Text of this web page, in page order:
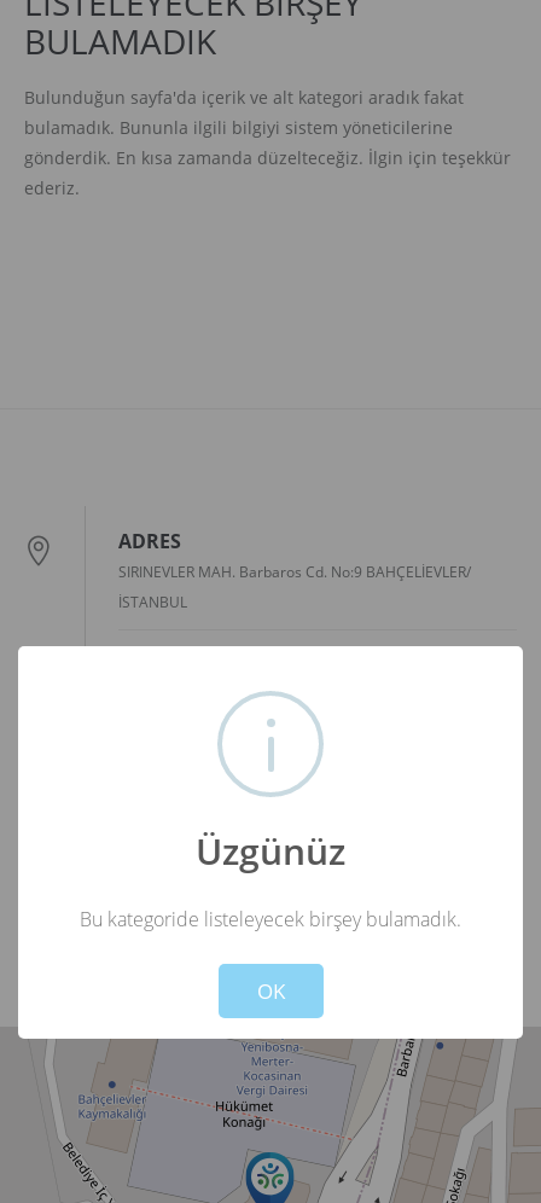
BULAMADIK
Bulunduğun sayfa'da içerik ve alt kategori aradık fakat
bulamadık. Bununla ilgili bilgiyi sistem yöneticilerine
gönderdik. En kısa zamanda düzelteceğiz. İlgin için teşekkür
ederiz.
ADRES
SIRINEVLER MAH. Barbaros Cd. No:9 BAHÇELİEVLER/
İSTANBUL
bilgi@bahcelievler.bel.tr
TELEFON
0212 484 38 00Üzgünüz
Bu kategoride listeleyecek birşey bulamadık.
OK